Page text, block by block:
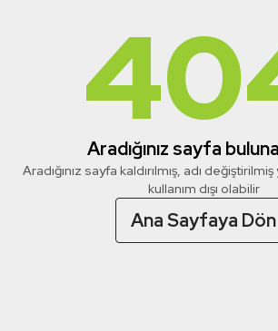
Aradığınız sayfa
Aradığınız sayfa kaldırılmış, adı
kullanım dışı olabilir
Ana Sayfaya Dön